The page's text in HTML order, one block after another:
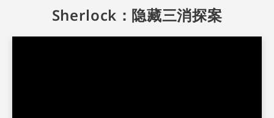
Sherlock：隐藏三消探案